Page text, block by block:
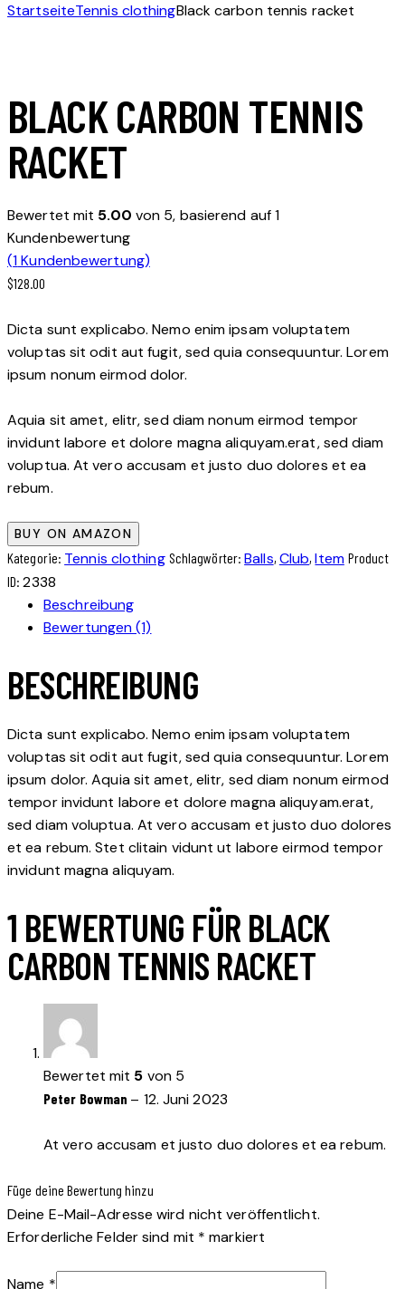
StartseiteTennis clothingBlack carbon tennis racket
BLACK CARBON TENNIS
RACKET
Bewertet mit 5.00 von 5, basierend auf1
Kundenbewertung
(1Kundenbewertung)
$128.00
Dicta sunt explicabo. Nemo enim ipsam voluptatem
voluptas sit odit aut fugit, sed quia consequuntur. Lorem
ipsum nonum eirmod dolor.
Aquia sit amet, elitr, sed diam nonum eirmod tempor
invidunt labore et dolore magna aliquyam.erat, sed diam
voluptua. At vero accusam et justo duo dolores et ea
rebum.
BUY ON AMAZON
Kategorie: Tennis clothing Schlagwörter:Balls, Club,Item Product
ID:2338
Beschreibung
Bewertungen (1)
BESCHREIBUNG
Dicta sunt explicabo. Nemo enim ipsam voluptatem
voluptas sit odit aut fugit, sed quia consequuntur. Lorem
ipsum dolor. Aquia sit amet, elitr, sed diam nonum eirmod
tempor invidunt labore et dolore magna aliquyam.erat,
sed diam voluptua. At vero accusam et justo duo dolores
et ea rebum. Stet clitain vidunt ut labore eirmod tempor
invidunt magna aliquyam.
1 BEWERTUNG FÜR BLACK
CARBON TENNIS RACKET
Bewertet mit 5 von 5
Peter Bowman – 12. Juni 2023
At vero accusam et justo duo dolores et ea rebum.
Füge deine Bewertung hinzu
Deine E-Mail-Adresse wird nicht veröffentlicht.
Erforderliche Felder sind mit * markiert
Name *